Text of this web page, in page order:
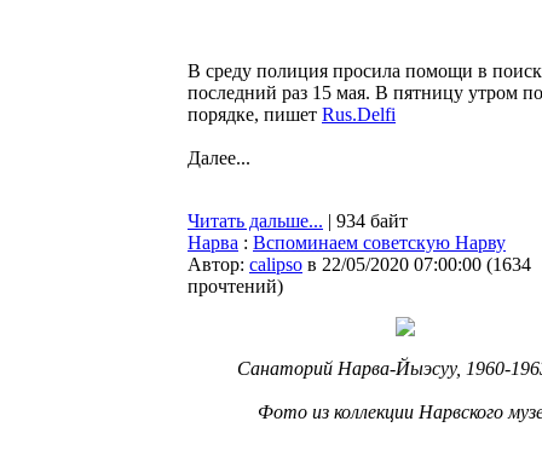
В среду полиция просила помощи в
последний раз 15 мая. В пятницу утром
порядке, пишет Rus.Delfi
Далее...
Читать дальше... | 934 байт
Нарва : Вспоминаем советскую Нарву
Автор: calipso в 22/05/2020 07:00:00 (1634
прочтений)
Санаторий Нарва-Йыэсуу, 1960-
Фото из коллекции Нарвского